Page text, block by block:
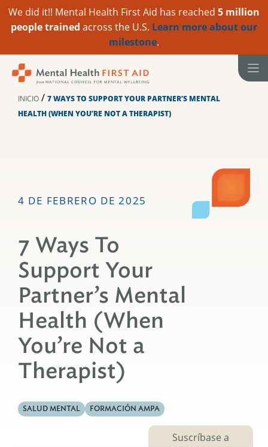
We did it!! Mental Health First Aid has reached 5 million
people trained across the U.S. Learn more about our
milestone.
contenido
INICIO / 7 WAYS TO SUPPORT YOUR PARTNER’S MENTAL
HEALTH (WHEN YOU’RE NOT A THERAPIST)
4 DE FEBRERO DE 2025
7 Ways To
Support Your
Partner’s Mental
Health (When
You’re Not a
Therapist)
SALUD MENTAL FORMACIÓN AMPA
Suscríbase a